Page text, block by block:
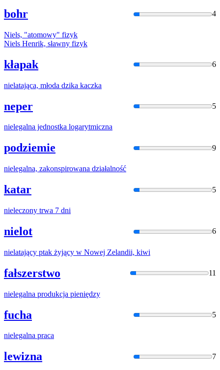
bohr 4
Niels, "atomowy" fizyk
Niels Henrik, sławny fizyk
kłapak 6
nielatająca, młoda dzika kaczka
neper 5
nielegalna jednostka logarytmiczna
podziemie 9
nielegalna, zakonspirowana działalność
katar 5
nieleczony trwa 7 dni
nielot 6
nielatający ptak żyjący w Nowej Zelandii, kiwi
fałszerstwo 11
nielegalna produkcja pieniędzy
fucha 5
nielegalna praca
lewizna 7